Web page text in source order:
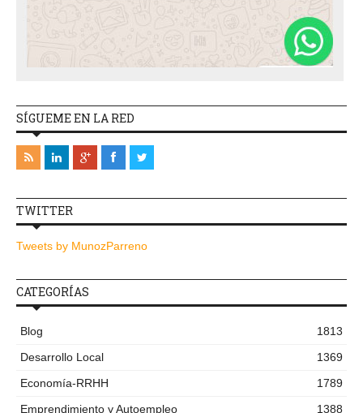
SÍGUEME EN LA RED
TWITTER
Tweets by MunozParreno
CATEGORÍAS
Blog
1813
Desarrollo Local
1369
Economía-RRHH
1789
Emprendimiento y Autoempleo
1388